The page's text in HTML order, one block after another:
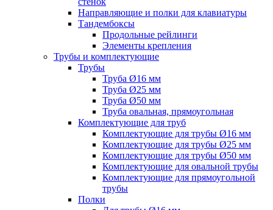
Направляющие и полки для клавиатуры
Тандембоксы
Продольные рейлинги
Элементы крепления
Трубы и комплектующие
Трубы
Труба Ø16 мм
Труба Ø25 мм
Труба Ø50 мм
Труба овальная, прямоугольная
Комплектующие для труб
Комплектующие для трубы Ø16 мм
Комплектующие для трубы Ø25 мм
Комплектующие для трубы Ø50 мм
Комплектующие для овальной трубы
Комплектующие для прямоугольной
трубы
Полки